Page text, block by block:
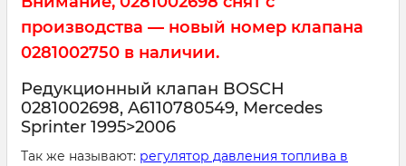
производства — новый номер клапана
0281002750 в наличии.
Редукционный клапан BOSCH
0281002698, A6110780549, Mercedes
Sprinter 1995>2006
Так же называют: регулятор давления топлива в